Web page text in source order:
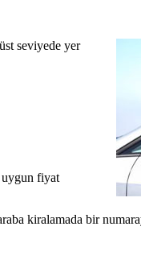
seviyede yer
uygun fiyat
kiralamada bir